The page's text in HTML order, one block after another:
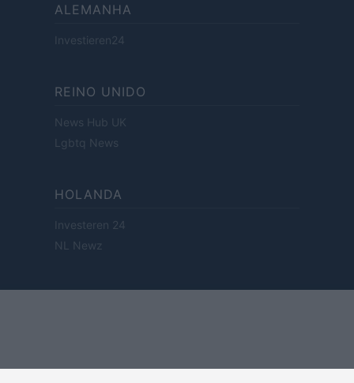
ALEMANHA
Investieren24
REINO UNIDO
News Hub UK
Lgbtq News
HOLANDA
Investeren 24
NL Newz